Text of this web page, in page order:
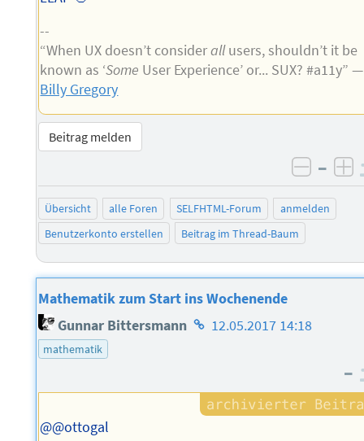
--
“When UX doesn’t considerallusers, shouldn’t it be
known as ‘Some User Experience’ or... SUX? #a11y” —
Billy Gregory
Beitrag melden
–
Übersicht alle Foren SELFHTML-Forum
anmelden
Benutzerkonto erstellen
Beitrag im Thread-Baum
Mathematik zum Start ins Wochenende
Gunnar Bittersmann Homepage
12.05.2017 14:18
mathematik
–
@@ottogal